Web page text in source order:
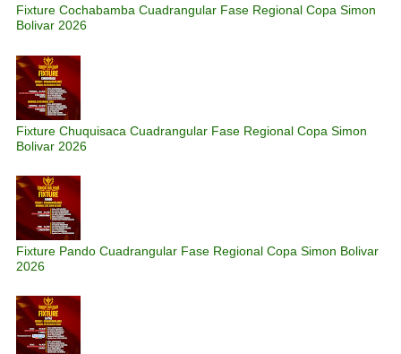
Fixture Cochabamba Cuadrangular Fase Regional Copa Simon
Bolivar 2026
Fixture Chuquisaca Cuadrangular Fase Regional Copa Simon
Bolivar 2026
Fixture Pando Cuadrangular Fase Regional Copa Simon Bolivar
2026